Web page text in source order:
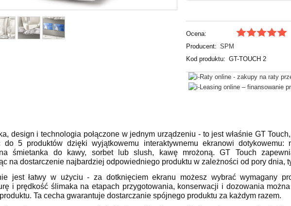
Ocena:
Producent: SPM
Kod produktu: GT-TOUCH 2
design i technologia połączone w jednym urządzeniu - to jest właśnie GT
do 5 produktów dzięki wyjątkowemu interaktywnemu ekranowi dotykowemu:
śmietanka do kawy, sorbet lub slush, kawę mrożoną. GT Touch
na dostarczenie najbardziej odpowiedniego produktu w zależności od pory dnia,
jest łatwy w użyciu - za dotknięciem ekranu możesz wybrać wymagany
i prędkość ślimaka na etapach przygotowania, konserwacji i dozowania
Ta cecha gwarantuje dostarczanie spójnego produktu za każdym razem.